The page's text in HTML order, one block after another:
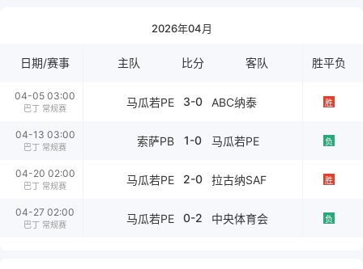
2026年04月
日期/赛事 主队 比分 客队 胜平负
04-05 03:00
巴丁 常规赛 马瓜若PE 3-0 ABC纳泰 胜
04-13 03:00
巴丁 常规赛 索萨PB 1-0 马瓜若PE 负
04-20 02:00
巴丁 常规赛 马瓜若PE 2-0 拉古纳SAF 胜
04-27 02:00
巴丁 常规赛 马瓜若PE 0-2 中央体育会 负